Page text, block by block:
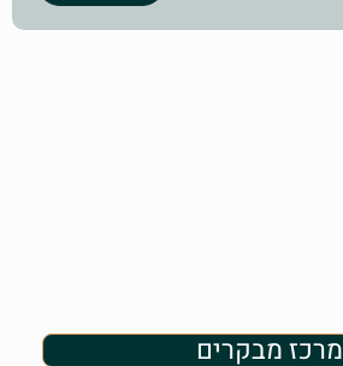
מרכז מבקרים